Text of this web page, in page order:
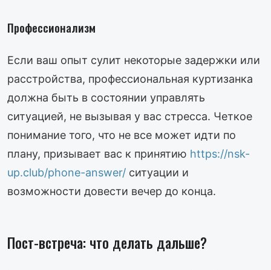
Профессионализм
Если ваш опыт сулит некоторые задержки или
расстройства, профессиональная куртизанка
должна быть в состоянии управлять
ситуацией, не вызывая у вас стресса. Четкое
понимание того, что не все может идти по
плану, призывает вас к принятию https://nsk-
up.club/phone-answer/ ситуации и
возможности довести вечер до конца.
Пост-встреча: что делать дальше?